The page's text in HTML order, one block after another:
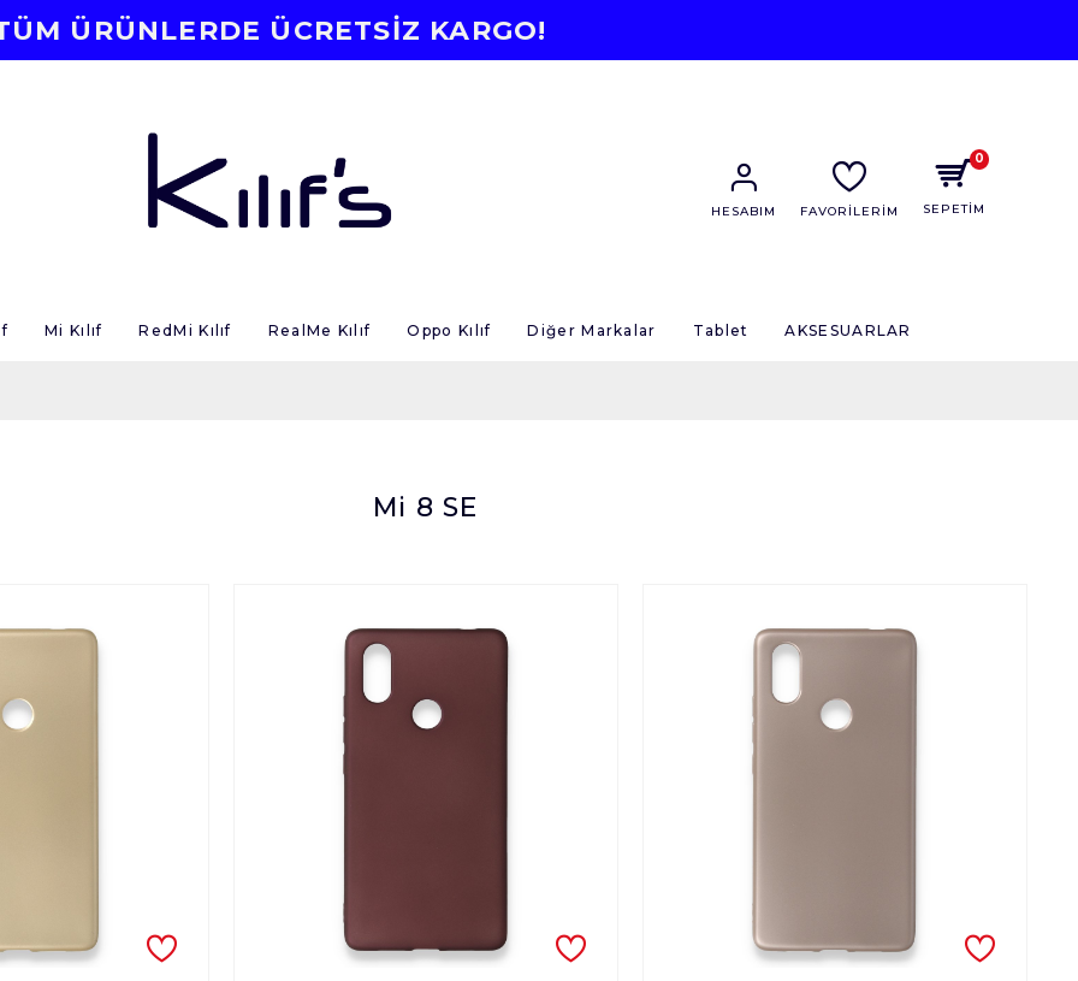
ÜRÜNLERDE ÜCRETSİZ KARGO!
HESABIM FAVORİLERİM SEPETİM
0
Mi Kılıf RedMi Kılıf RealMe Kılıf Oppo Kılıf Diğer Markalar Tablet AKSESUARLAR
Mi 8 SE